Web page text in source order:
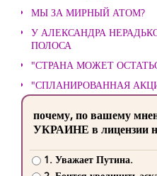
МЫ ЗА МИРНЫЙ АТОМ?
У АЛЕКСАНДРА
ПОЛОСА
"СТРАНА МОЖЕТ
"СПЛАНИРОВАННАЯ
почему, по вашему
УКРАИНЕ в лицензии
1. Уважает Путина.